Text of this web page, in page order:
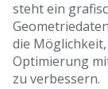
steht ein
die
Optimierung
zu verbessern.